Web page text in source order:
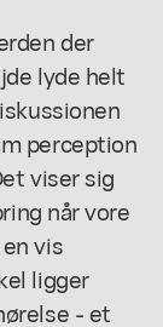
der
lyde helt
perception
viser sig
når vore
vis
ligger
- et